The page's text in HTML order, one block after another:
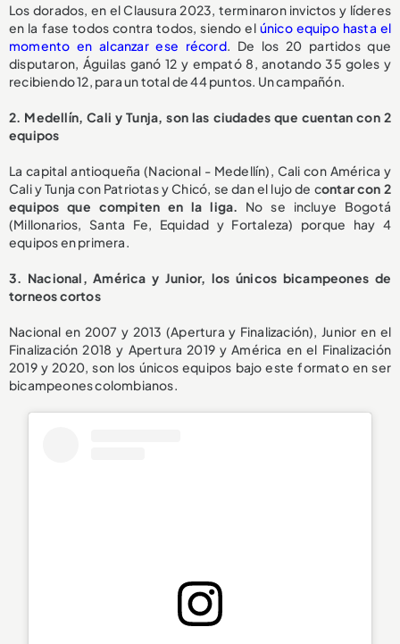
Los dorados, en el Clausura 2023, terminaron invictos y líderes
en la fase todos contra todos, siendo el único equipo hasta el
momento en alcanzar ese récord. De los 20 partidos que
disputaron, Águilas ganó 12 y empató 8, anotando 35 goles y
recibiendo 12, para un total de 44 puntos. Un campañón.
2. Medellín, Cali y Tunja, son las ciudades que cuentan con 2
equipos
La capital antioqueña (Nacional - Medellín), Cali con América y
Cali y Tunja con Patriotas y Chicó, se dan el lujo de contar con 2
equipos que compiten en la liga. No se incluye Bogotá
(Millonarios, Santa Fe, Equidad y Fortaleza) porque hay 4
equipos en primera.
3. Nacional, América y Junior, los únicos bicampeones de
torneos cortos
Nacional en 2007 y 2013 (Apertura y Finalización), Junior en el
Finalización 2018 y Apertura 2019 y América en el Finalización
2019 y 2020, son los únicos equipos bajo este formato en ser
bicampeones colombianos.